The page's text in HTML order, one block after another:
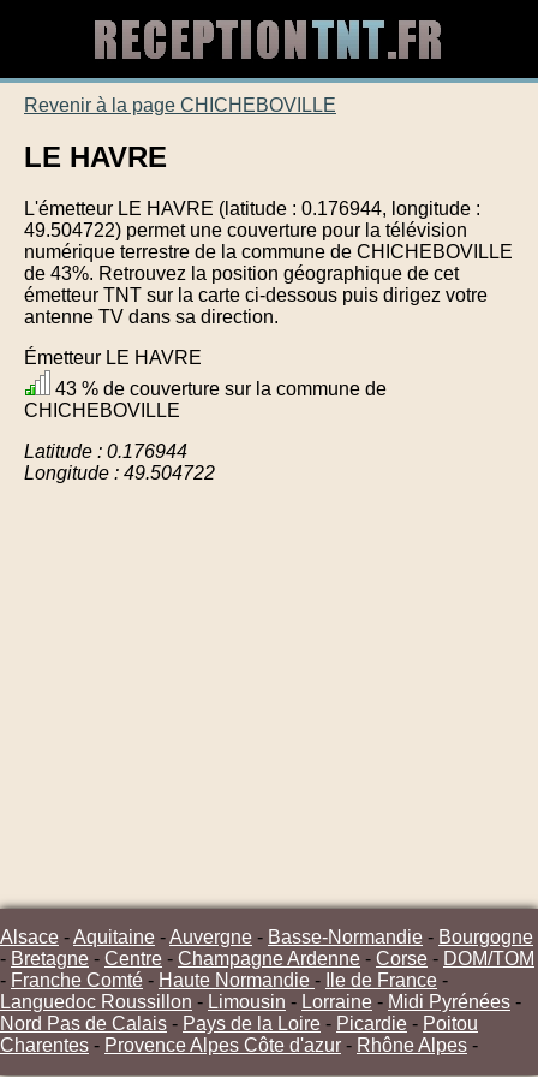
Revenir à la page CHICHEBOVILLE
LE HAVRE
L'émetteur LE HAVRE (latitude : 0.176944, longitude :
49.504722) permet une couverture pour la télévision
numérique terrestre de la commune de CHICHEBOVILLE
de 43%. Retrouvez la position géographique de cet
émetteur TNT sur la carte ci-dessous puis dirigez votre
antenne TV dans sa direction.
Émetteur LE HAVRE
43 % de couverture sur la commune de
CHICHEBOVILLE
Latitude : 0.176944
Longitude : 49.504722
Alsace -Aquitaine -Auvergne - Basse-Normandie - Bourgogne
- Bretagne - Centre - Champagne Ardenne - Corse - DOM/TOM
- Franche Comté - Haute Normandie - Ile de France -
Languedoc Roussillon - Limousin - Lorraine - Midi Pyrénées -
Nord Pas de Calais - Pays de la Loire - Picardie - Poitou
Charentes - Provence Alpes Côte d'azur - Rhône Alpes -